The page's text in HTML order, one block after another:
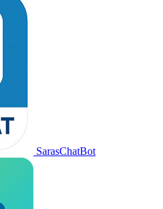
SarasChatBot